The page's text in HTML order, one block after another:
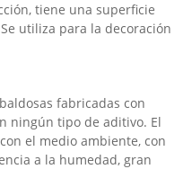
tiene una superficie
utiliza para la decoración
fabricadas con
ningún tipo de aditivo. El
el medio ambiente, con
a la humedad, gran